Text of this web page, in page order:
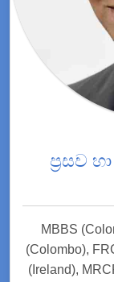
ප්‍රසව
MBBS
(Colombo),
(Ireland),